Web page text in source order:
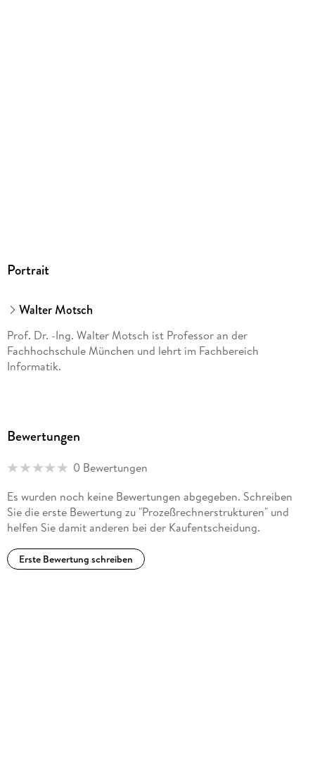
Portrait
Walter Motsch
Prof. Dr. -Ing. Walter Motsch ist Professor an der
Fachhochschule München und lehrt im Fachbereich
Informatik.
Bewertungen
0 Bewertungen
Es wurden noch keine Bewertungen abgegeben. Schreiben
Sie die erste Bewertung zu "Prozeßrechnerstrukturen" und
helfen Sie damit anderen bei der Kaufentscheidung.
Erste Bewertung schreiben